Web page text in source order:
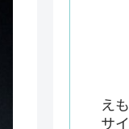
え
サ